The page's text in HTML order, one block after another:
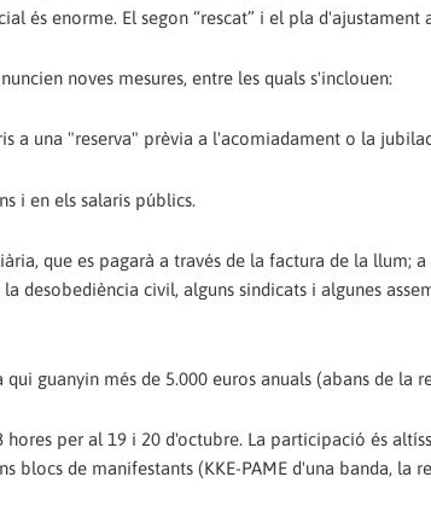
és enorme. El segon “rescat” i el pla
noves mesures, entre les quals s'inclouen:
a una "reserva" prèvia a l'acomiadament o la
i en els salaris públics.
que es pagarà a través de la factura de la llum;
desobediència civil, alguns sindicats i algunes
guanyin més de 5.000 euros anuals (abans de la
hores per al 19 i 20 d'octubre. La participació és
blocs de manifestants (KKE-PAME d'una banda, la